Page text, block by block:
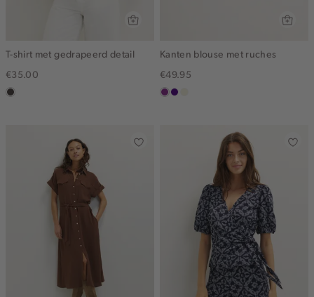
T-shirt met gedrapeerd detail
€35.00
choco
Kanten blouse met ruches
€49.95
middenpaars
indigo